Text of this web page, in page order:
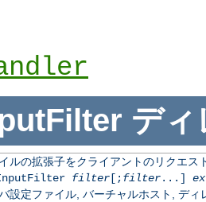
ディ
ルの拡張子をクライアントのリクエス
filter[;filter...]
設定ファイル, バーチャルホスト, ディ